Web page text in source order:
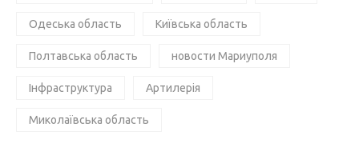
Одеська область Київська область
Полтавська область новости Мариуполя
Інфраструктура Артилерія
Миколаївська область